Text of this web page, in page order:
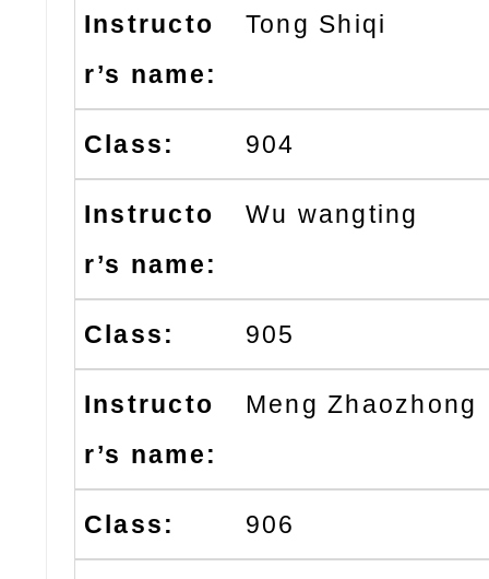
Tong Shiqi
904
Wu wangting
905
Meng Zhaozhong
906